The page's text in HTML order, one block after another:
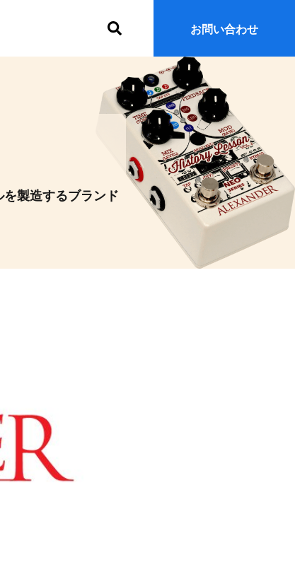
サ
ト
検
索
お問い合わせ
製造するブランド